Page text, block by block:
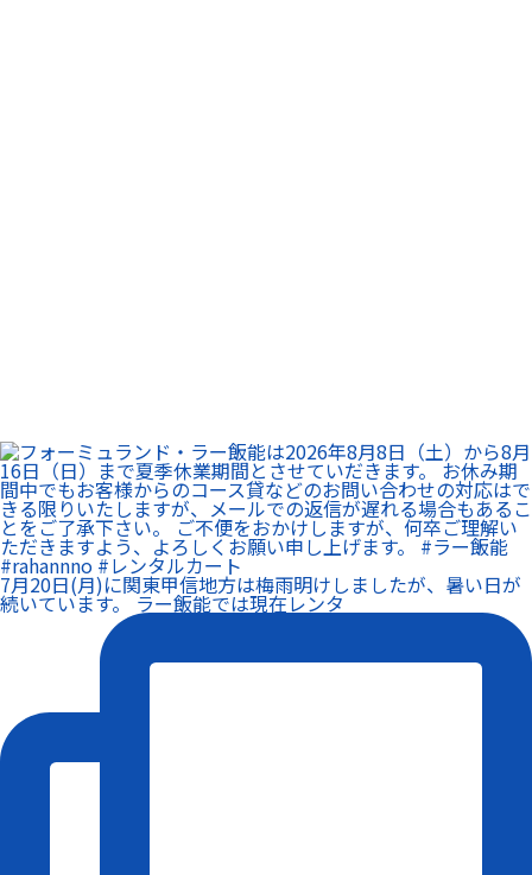
7月20日(月)に関東甲信地方は梅雨明けしましたが、暑い日が
続いています。 ラー飯能では現在レンタ